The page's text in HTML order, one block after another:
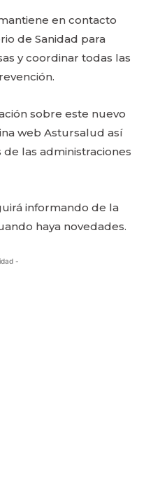
en contacto
de Sanidad para
y coordinar todas las
sobre este nuevo
web Astursalud así
las administraciones
informando de la
haya novedades.
-